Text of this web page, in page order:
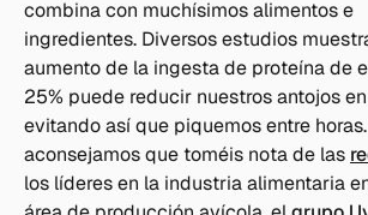
combina con muchísimos alimentos e
ingredientes. Diversos estudios
aumento de la ingesta de proteína de
25% puede reducir nuestros antojos
evitando así que piquemos entre
aconsejamos que toméis nota de las
los líderes en la industria alimentaria